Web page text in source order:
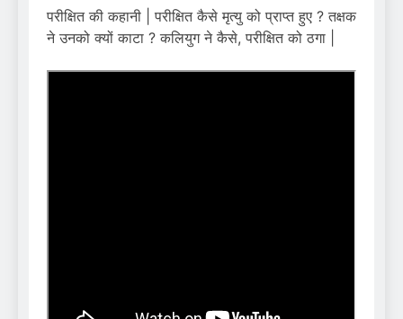
परीक्षित की कहानी | परीक्षित कैसे मृत्यु को प्राप्त हुए ? तक्षक
ने उनको क्यों काटा ? कलियुग ने कैसे, परीक्षित को ठगा |